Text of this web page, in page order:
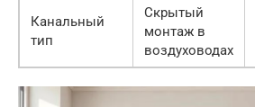
Канальный
тип
Скрытый
монтаж в
воздуховодах